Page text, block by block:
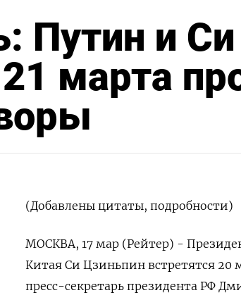
Путин и Си
марта
(Добавлены цитаты, подробности)
МОСКВА, 17 мар (Рейтер) -
Китая Си Цзиньпин встретятся 20
пресс-секретарь президента РФ